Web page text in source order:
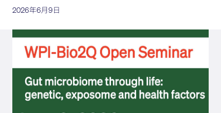
2026年6月9日